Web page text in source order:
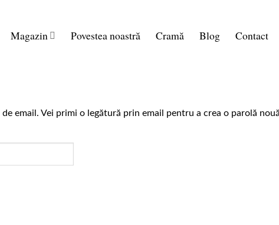
Magazin Povestea noastră Cramă Blog Contact
email. Vei primi o legătură prin email pentru a crea o parolă